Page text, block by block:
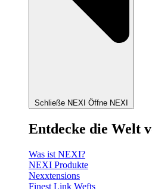
Schließe NEXI Öffne NEXI
Entdecke die Welt
Was ist NEXI?
NEXI Produkte
Nexxtensions
Finest Link Wefts